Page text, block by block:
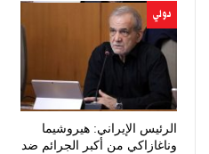
دولي
الرئيس الإيراني: هيروشيما
وناغازاكي من أكبر الجرائم ضد